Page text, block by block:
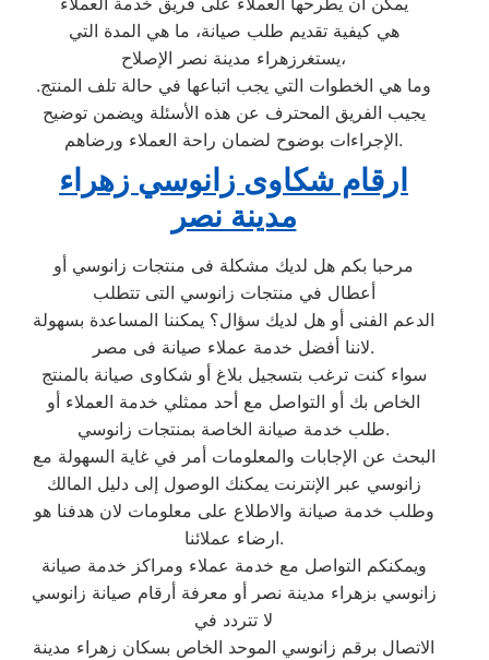
هي كيفية تقديم طلب صيانة، ما هي المدة التي
يستغرزهراء مدينة نصر الإصلاح،
وما هي الخطوات التي يجب اتباعها في حالة تلف المنتج.
يجيب الفريق المحترف عن هذه الأسئلة ويضمن توضيح
الإجراءات بوضوح لضمان راحة العملاء ورضاهم.
ارقام شكاوى زانوسي زهراء
مدينة نصر
مرحبا بكم هل لديك مشكلة فى منتجات زانوسي أو
أعطال في منتجات زانوسي التى تتطلب
الدعم الفنى أو هل لديك سؤال؟ يمكننا المساعدة بسهولة
لاننا أفضل خدمة عملاء صيانة فى مصر.
سواء كنت ترغب بتسجيل بلاغ أو شكاوى صيانة بالمنتج
الخاص بك أو التواصل مع أحد ممثلي خدمة العملاء أو
طلب خدمة صيانة الخاصة بمنتجات زانوسي.
البحث عن الإجابات والمعلومات أمر في غاية السهولة مع
زانوسي عبر الإنترنت يمكنك الوصول إلى دليل المالك
وطلب خدمة صيانة والاطلاع على معلومات لان هدفنا هو
ارضاء عملائنا.
ويمكنكم التواصل مع خدمة عملاء ومراكز خدمة صيانة
زانوسي بزهراء مدينة نصر أو معرفة أرقام صيانة زانوسي
لا تتردد في
الاتصال برقم زانوسي الموحد الخاص بسكان زهراء مدينة